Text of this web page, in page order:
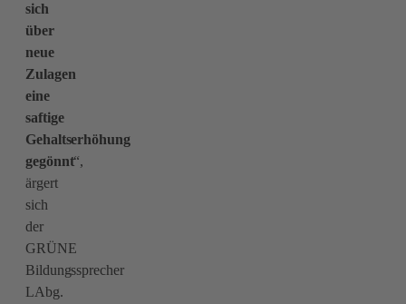
sich
über
neue
Zulagen
eine
saftige
Gehaltserhöhung
gegönnt“,
ärgert
sich
der
GRÜNE
Bildungssprecher
LAbg.